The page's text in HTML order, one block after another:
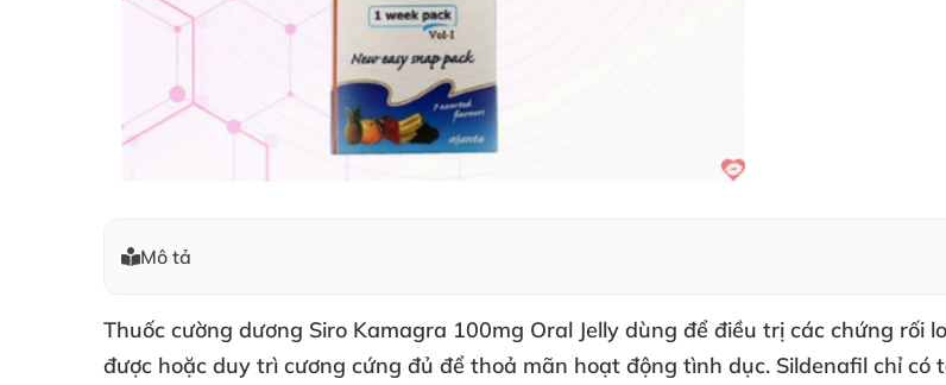
Mô tả
Thuốc cường dương Siro Kamagra 100mg Oral Jelly dùng để điều trị các chứng rối
được hoặc duy trì cương cứng đủ để thoả mãn hoạt động tình dục. Sildenafil chỉ có